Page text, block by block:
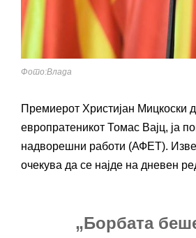
Фото:Влада
Премиерот Христијан Мицкоски
европратеникот Томас Вајц, ја
надворешни работи (АФЕТ).
очекува да се најде на дневен
„Борбата